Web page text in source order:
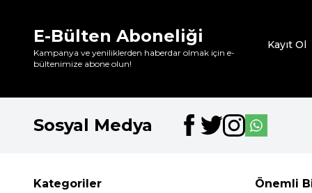
E-Bülten Aboneliği
Kampanya ve yeniliklerden haberdar olmak için e-
bültenimize abone olun!
Kayıt Ol
Sosyal Medya
Kategoriler Önemli